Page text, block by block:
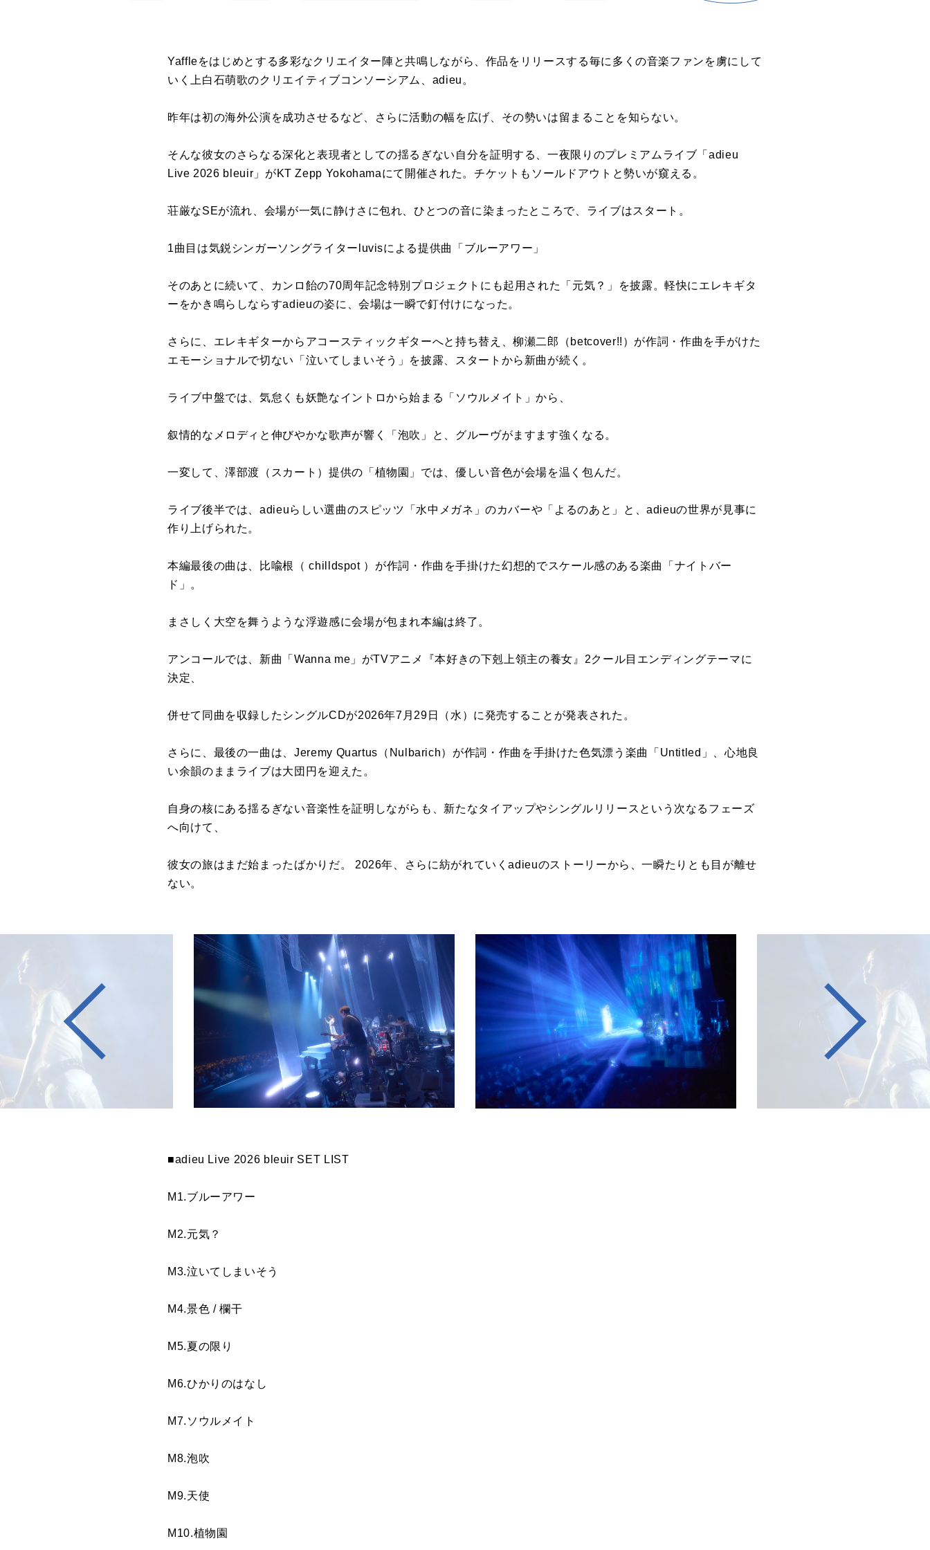
Yaffleをはじめとする多彩なクリエイター陣と共鳴しながら、作品をリリースする毎に多くの音楽ファンを虜にして
いく上白石萌歌のクリエイティブコンソーシアム、adieu。
昨年は初の海外公演を成功させるなど、さらに活動の幅を広げ、その勢いは留まることを知らない。
そんな彼女のさらなる深化と表現者としての揺るぎない自分を証明する、一夜限りのプレミアムライブ「adieu
Live 2026 bleuir」がKT Zepp Yokohamaにて開催された。チケットもソールドアウトと勢いが窺える。
荘厳なSEが流れ、会場が一気に静けさに包れ、ひとつの音に染まったところで、ライブはスタート。
1曲目は気鋭シンガーソングライターluvisによる提供曲「ブルーアワー」
そのあとに続いて、カンロ飴の70周年記念特別プロジェクトにも起用された「元気？」を披露。軽快にエレキギタ
ーをかき鳴らしならすadieuの姿に、会場は一瞬で釘付けになった。
さらに、エレキギターからアコースティックギターへと持ち替え、柳瀬二郎（betcover!!）が作詞・作曲を手がけた
エモーショナルで切ない「泣いてしまいそう」を披露、スタートから新曲が続く。
ライブ中盤では、気怠くも妖艶なイントロから始まる「ソウルメイト」から、
叙情的なメロディと伸びやかな歌声が響く「泡吹」と、グルーヴがますます強くなる。
一変して、澤部渡（スカート）提供の「植物園」では、優しい音色が会場を温く包んだ。
ライブ後半では、adieuらしい選曲のスピッツ「水中メガネ」のカバーや「よるのあと」と、adieuの世界が見事に
作り上げられた。
本編最後の曲は、比喩根（ chilldspot ）が作詞・作曲を手掛けた幻想的でスケール感のある楽曲「ナイトバー
ド」。
まさしく大空を舞うような浮遊感に会場が包まれ本編は終了。
アンコールでは、新曲「Wanna me」がTVアニメ『本好きの下剋上領主の養女』2クール目エンディングテーマに
決定、
併せて同曲を収録したシングルCDが2026年7月29日（水）に発売することが発表された。
さらに、最後の一曲は、Jeremy Quartus（Nulbarich）が作詞・作曲を手掛けた色気漂う楽曲「Untitled」、心地良
い余韻のままライブは大団円を迎えた。
自身の核にある揺るぎない音楽性を証明しながらも、新たなタイアップやシングルリリースという次なるフェーズ
へ向けて、
彼女の旅はまだ始まったばかりだ。 2026年、さらに紡がれていくadieuのストーリーから、一瞬たりとも目が離せ
ない。
■adieu Live 2026 bleuir SET LIST
M1.ブルーアワー
M2.元気？
M3.泣いてしまいそう
M4.景色 / 欄干
M5.夏の限り
M6.ひかりのはなし
M7.ソウルメイト
M8.泡吹
M9.天使
M10.植物園